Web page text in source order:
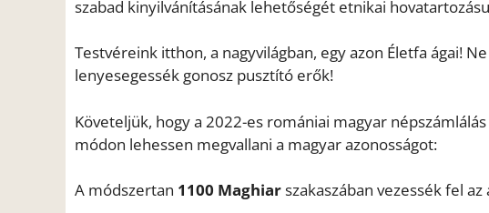
szabad kinyilvánításának lehetőségét etnikai
Testvéreink itthon, a nagyvilágban, egy azon Életfa ágai!
lenyesegessék gonosz pusztító erők!
Követeljük, hogy a 2022-es romániai magyar
módon lehessen megvallani a magyar azonosságot:
A módszertan 1100 Maghiarszakaszában vezessék fel